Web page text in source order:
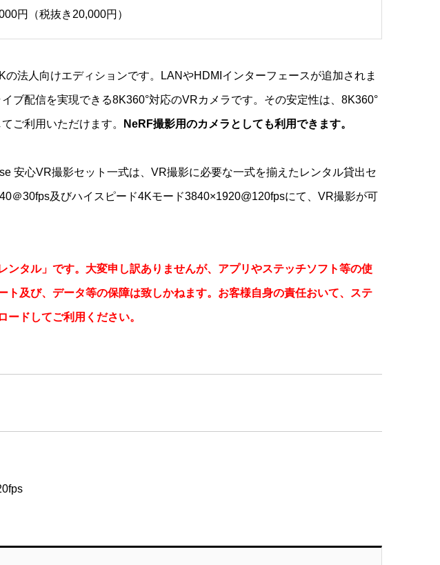
円（税抜き20,000円）
法人向けエディションです。LANやHDMIインターフェースが追加されま
ブ配信を実現できる8K360°対応のVRカメラです。その安定性は、8K360°
ご利用いただけます。 NeRF撮影用のカメラとしても利用できます。
安心VR撮影セット一式は、VR撮影に必要な一式を揃えたレンタル貸出セ
＠30fps及びハイスピード4Kモード3840×1920@120fpsにて、VR撮影が可
タル」です。大変申し訳ありませんが、アプリやステッチソフト等の使
ト及び、データ等の保障は致しかねます。お客様自身の責任おいて、ステ
ードしてご利用ください。